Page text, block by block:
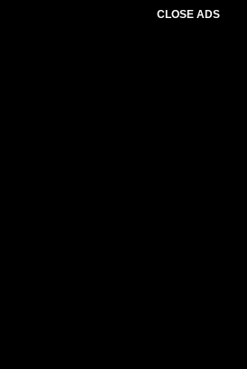
CLOSE ADS